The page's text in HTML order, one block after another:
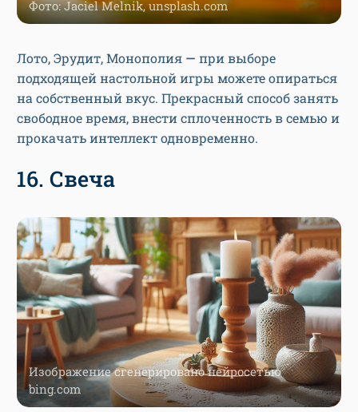
Фото: Jaciel Melnik, unsplash.com
Лото, Эрудит, Монополия — при выборе
подходящей настольной игры можете опираться
на собственный вкус. Прекрасный способ занять
свободное время, внести сплоченность в семью и
прокачать интеллект одновременно.
16. Свеча
Изображение сгенерировано нейросетью
bing.com